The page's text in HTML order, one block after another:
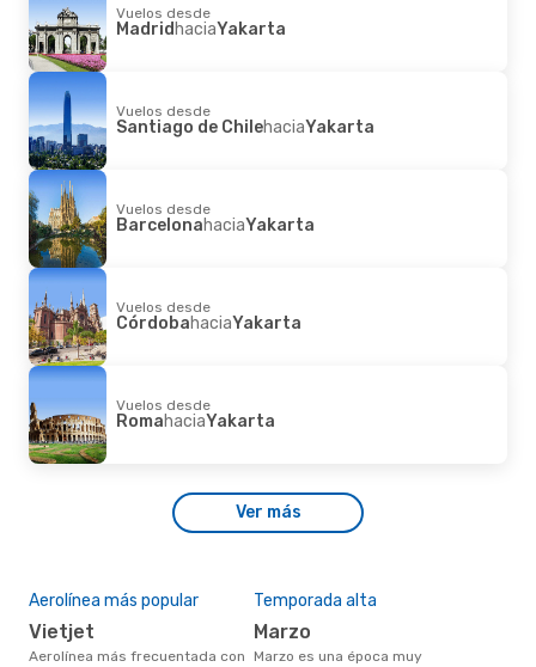
Vuelos desde
MadridhaciaYakarta
Vuelos desde
Santiago de ChilehaciaYakarta
Vuelos desde
BarcelonahaciaYakarta
Vuelos desde
CórdobahaciaYakarta
Vuelos desde
RomahaciaYakarta
Ver más
Aerolínea más popular
Vietjet
Aerolínea más frecuentada con
Temporada alta
marzo
marzo es una época muy